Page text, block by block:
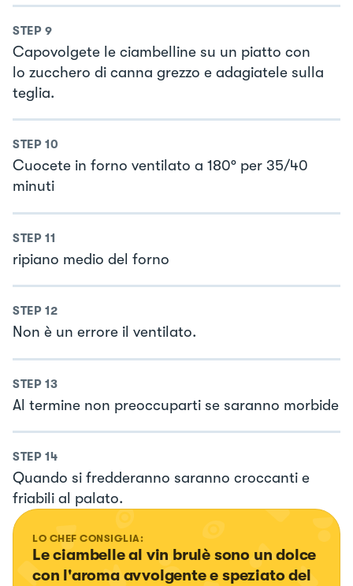
STEP 9
Capovolgete le ciambelline su un piatto con
lo zucchero di canna grezzo e adagiatele sulla
teglia.
STEP 10
Cuocete in forno ventilato a 180° per 35/40
minuti
STEP 11
ripiano medio del forno
STEP 12
Non è un errore il ventilato.
STEP 13
Al termine non preoccuparti se saranno morbide
STEP 14
Quando si fredderanno saranno croccanti e
friabili al palato.
LO CHEF CONSIGLIA:
Le ciambelle al vin brulè sono un dolce
con l'aroma avvolgente e speziato del